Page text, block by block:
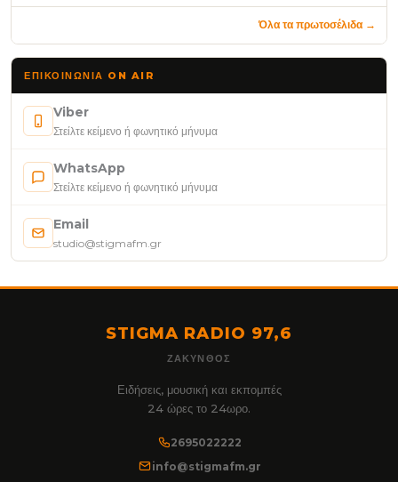
Όλα τα πρωτοσέλιδα →
ΕΠΙΚΟΙΝΩΝΊΑ ON AIR
Viber
Στείλτε κείμενο ή φωνητικό μήνυμα
WhatsApp
Στείλτε κείμενο ή φωνητικό μήνυμα
Email
studio@stigmafm.gr
STIGMA RADIO 97,6
ΖΆΚΥΝΘΟΣ
Ειδήσεις, μουσική και εκπομπές
24 ώρες το 24ωρο.
2695022222
info@stigmafm.gr